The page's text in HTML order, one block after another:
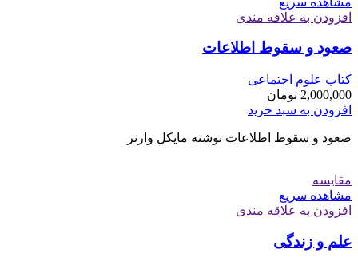
افزودن به علاقه مندی
صعود و سقوط اطلاعات
کتاب علوم اجتماعی
2,000,000 تومان
افزودن به سبد خرید
صعود و سقوط اطلاعات نوشته مایکل وارنر
مقایسه
مشاهده سریع
افزودن به علاقه مندی
علم و زندگی